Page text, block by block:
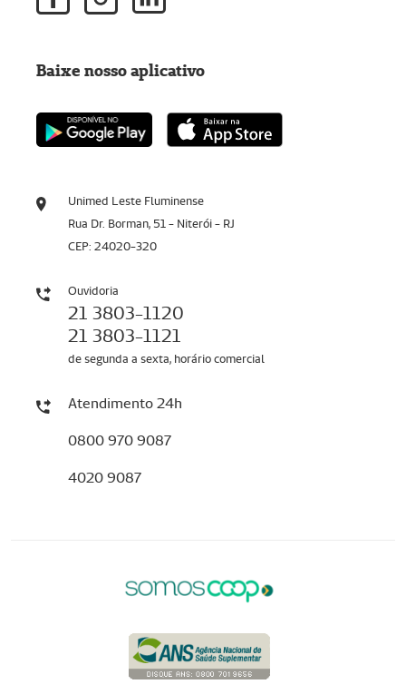
Unimed Leste Fluminense
Rua Dr. Borman, 51 - Niterói - RJ
CEP: 24020-320
Ouvidoria
21 3803-1120
21 3803-1121
de segunda a sexta, horário comercial
Atendimento 24h
0800 970 9087
4020 9087
Baixe nosso aplicativo